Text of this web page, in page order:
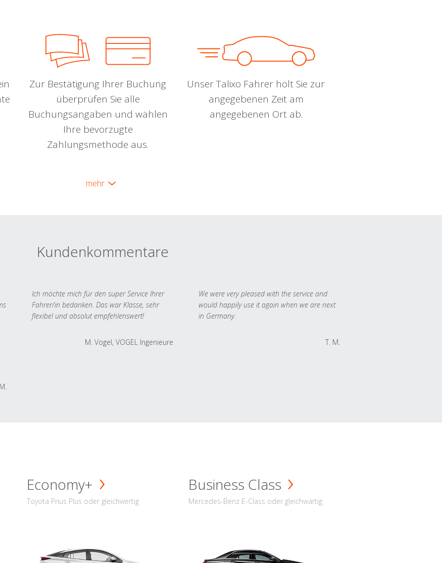
Zur Bestätigung Ihrer Buchung
überprüfen Sie alle
Buchungsangaben und wählen
Ihre bevorzugte
Zahlungsmethode aus.
Unser Talixo Fahrer holt Sie zur
angegebenen Zeit am
angegebenen Ort ab.
mehr
Kundenkommentare
Ich möchte mich für den super Service Ihrer
Fahrer/in bedanken. Das war Klasse, sehr
flexibel und absolut empfehlenswert!
M. Vogel, VOGEL Ingenieure
We were very pleased with the service and
would happily use it again when we are next
in Germany.
T. M.
Economy+
Toyota Prius Plus oder gleichwertig
Business Class
Mercedes-Benz E-Class oder gleichwärtig